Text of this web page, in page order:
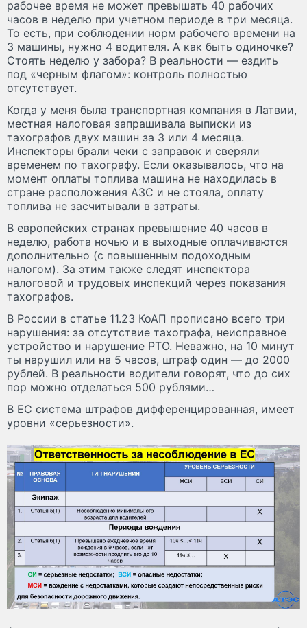
рабочее время не может превышать 40 рабочих
часов в неделю при учетном периоде в три месяца.
То есть, при соблюдении норм рабочего времени на
3 машины, нужно 4 водителя. А как быть одиночке?
Стоять неделю у забора? В реальности — ездить
под «черным флагом»: контроль полностью
отсутствует.
Когда у меня была транспортная компания в Латвии,
местная налоговая запрашивала выписки из
тахографов двух машин за 3 или 4 месяца.
Инспекторы брали чеки с заправок и сверяли
временем по тахографу. Если оказывалось, что на
момент оплаты топлива машина не находилась в
стране расположения АЗС и не стояла, оплату
топлива не засчитывали в затраты.
В европейских странах превышение 40 часов в
неделю, работа ночью и в выходные оплачиваются
дополнительно (с повышенным подоходным
налогом). За этим также следят инспектора
налоговой и трудовых инспекций через показания
тахографов.
В России в статье 11.23 КоАП прописано всего три
нарушения: за отсутствие тахографа, неисправное
устройство и нарушение РТО. Неважно, на 10 минут
ты нарушил или на 5 часов, штраф один — до 2000
рублей. В реальности водители говорят, что до сих
пор можно отделаться 500 рублями…
В ЕС система штрафов дифференцированная, имеет
уровни «серьезности».